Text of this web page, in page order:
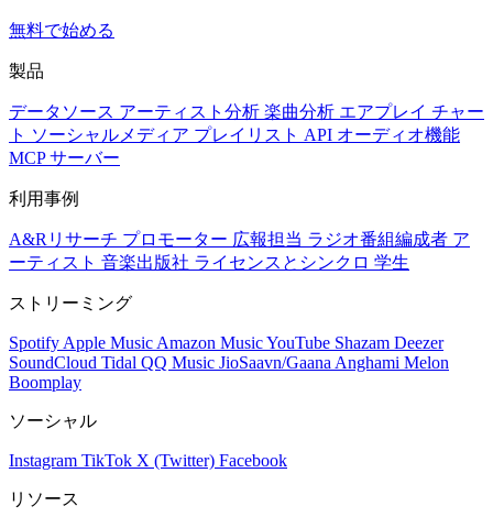
無料で始める
製品
データソース アーティスト分析 楽曲分析 エアプレイ チャー
ト ソーシャルメディア プレイリスト API オーディオ機能
MCP サーバー
利用事例
A&Rリサーチ プロモーター 広報担当 ラジオ番組編成者 ア
ーティスト 音楽出版社 ライセンスとシンクロ 学生
ストリーミング
Spotify Apple Music Amazon MusicYouTube Shazam Deezer
SoundCloud Tidal QQ Music JioSaavn/Gaana Anghami Melon
Boomplay
ソーシャル
Instagram TikTok X (Twitter) Facebook
リソース